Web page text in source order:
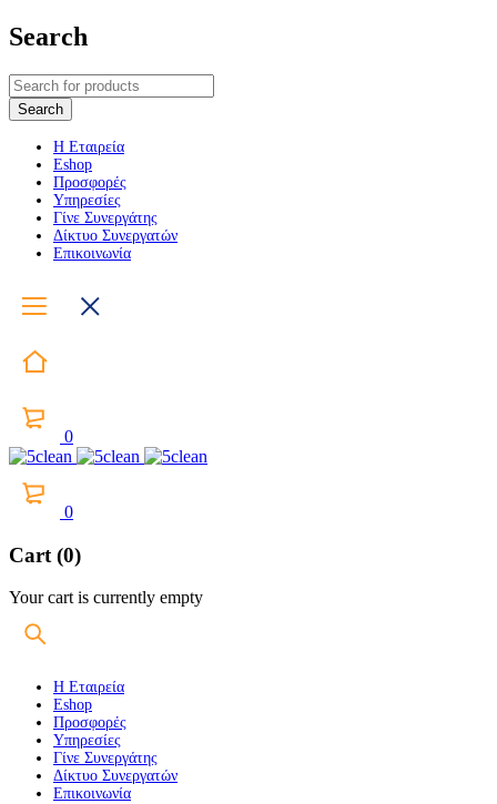
Search
Η Εταιρεία
Eshop
Προσφορές
Υπηρεσίες
Γίνε Συνεργάτης
Δίκτυο Συνεργατών
Επικοινωνία
0
0
Cart (0)
Your cart is currently empty
Η Εταιρεία
Eshop
Προσφορές
Υπηρεσίες
Γίνε Συνεργάτης
Δίκτυο Συνεργατών
Επικοινωνία